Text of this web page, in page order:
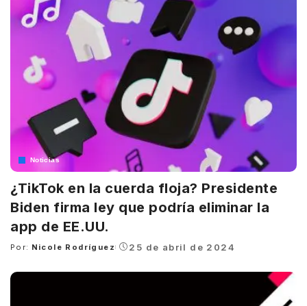
Noticias
¿TikTok en la cuerda floja? Presidente
Biden firma ley que podría eliminar la
app de EE.UU.
Posted
Por: Nicole Rodríguez 25 de abril de 2024